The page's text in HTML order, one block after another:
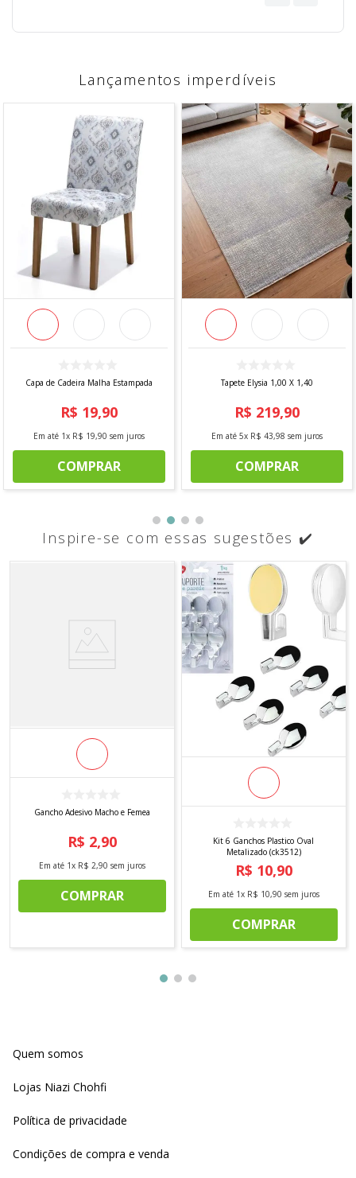
Lançamentos imperdíveis
Capa de Cadeira Malha Estampada
R$ 19,90
Em até 1x R$ 19,90 sem juros
COMPRAR
Tapete Elysia 1,00 X 1,40
R$ 219,90
Em até 5x R$ 43,98 sem juros
COMPRAR
Inspire-se com essas sugestões ✔️
Gancho Adesivo Macho e Femea
R$ 2,90
Em até 1x R$ 2,90 sem juros
COMPRAR
Kit 6 Ganchos Plastico Oval
Metalizado (ck3512)
R$ 10,90
Em até 1x R$ 10,90 sem juros
COMPRAR
Quem somos
Lojas Niazi Chohfi
Política de privacidade
Condições de compra e venda